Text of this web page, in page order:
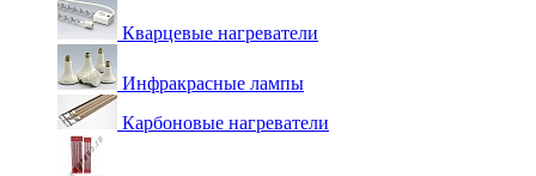
Кварцевые нагреватели
Инфракрасные лампы
Карбоновые нагреватели